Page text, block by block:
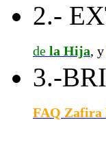
2.-
de la Hija, y
3.-
FAQ Zafira